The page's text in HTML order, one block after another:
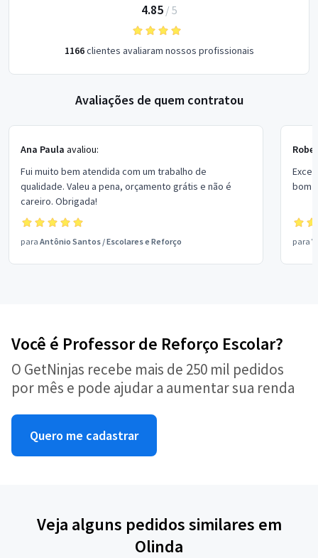
4.85/ 5
1166clientes avaliaram nossos profissionais
Avaliações de quem contratou
Ana Paula avaliou:
Fui muito bem atendida com um trabalho de
qualidade. Valeu a pena, orçamento grátis e não é
careiro. Obrigada!
para Antônio Santos /Escolares e Reforço
bom
para
Você é Professor de Reforço Escolar?
O GetNinjas recebe mais de 250 mil pedidos
por mês e pode ajudar a aumentar sua renda
Quero me cadastrar
Veja alguns pedidos similares em
Olinda